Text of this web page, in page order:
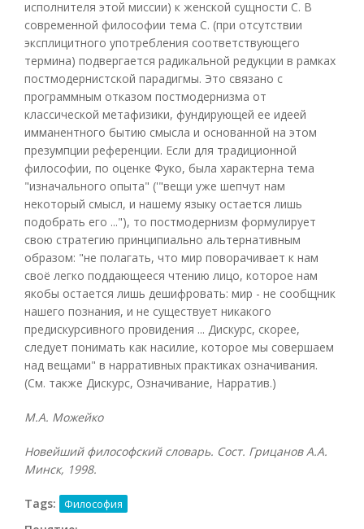
М.А. Можейко
Новейший философский словарь. Сост. Грицанов А.А.
Минск, 1998.
Tags: Философия